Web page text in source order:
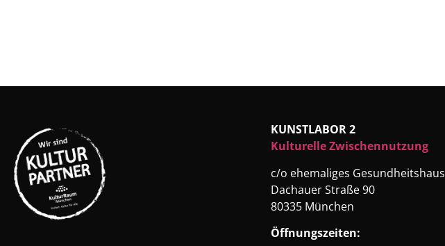
KUNSTLABOR 2
Kulturelle Zwischennutzung
c/o ehemaliges Gesundheitshaus
Dachauer Straße 90
80335 München
Öffnungszeiten: